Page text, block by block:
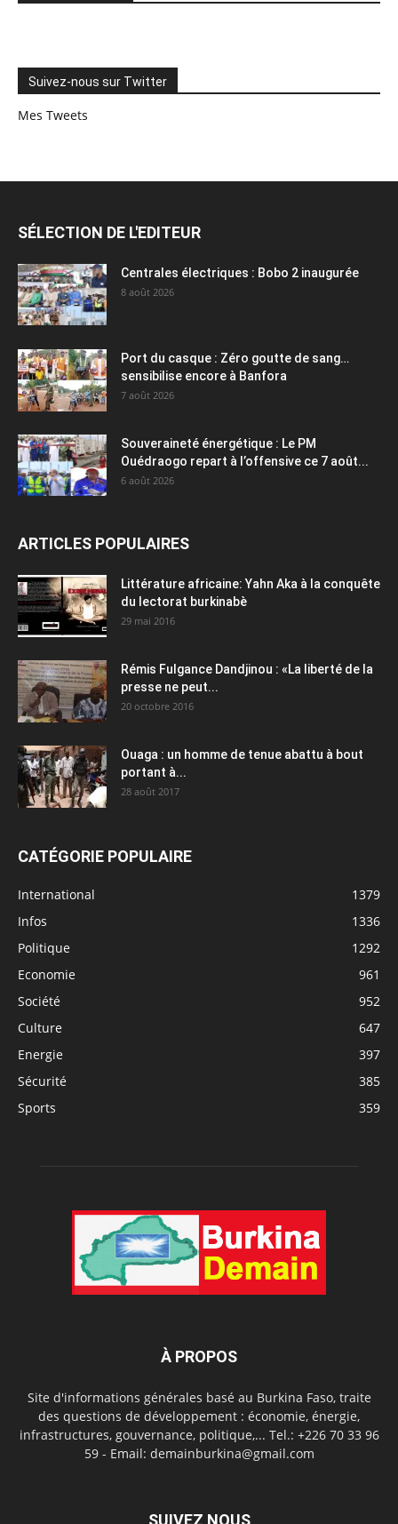
Suivez-nous sur Twitter
Mes Tweets
SÉLECTION DE L'EDITEUR
Centrales électriques : Bobo 2 inaugurée
8 août 2026
Port du casque : Zéro goutte de sang…
sensibilise encore à Banfora
7 août 2026
Souveraineté énergétique : Le PM
Ouédraogo repart à l’offensive ce 7 août...
6 août 2026
ARTICLES POPULAIRES
Littérature africaine: Yahn Aka à la conquête
du lectorat burkinabè
29 mai 2016
Rémis Fulgance Dandjinou : «La liberté de la
presse ne peut...
20 octobre 2016
Ouaga : un homme de tenue abattu à bout
portant à...
28 août 2017
CATÉGORIE POPULAIRE
International
1379
Infos
1336
Politique
1292
Economie
961
Société
952
Culture
647
Energie
397
Sécurité
385
Sports
359
À PROPOS
Site d'informations générales basé au Burkina Faso, traite
des questions de développement : économie, énergie,
infrastructures, gouvernance, politique,... Tel.: +226 70 33 96
59 - Email: demainburkina@gmail.com
SUIVEZ NOUS